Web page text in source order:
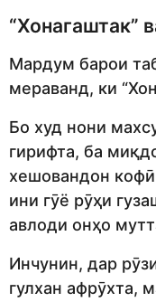
“Хонагаштак”
Мардум барои
мераванд, ки
Бо худ нони
гирифта, ба
хешовандон
ини гӯё рӯҳи
авлоди онҳо
Инчунин, дар
гулхан афрӯхта,